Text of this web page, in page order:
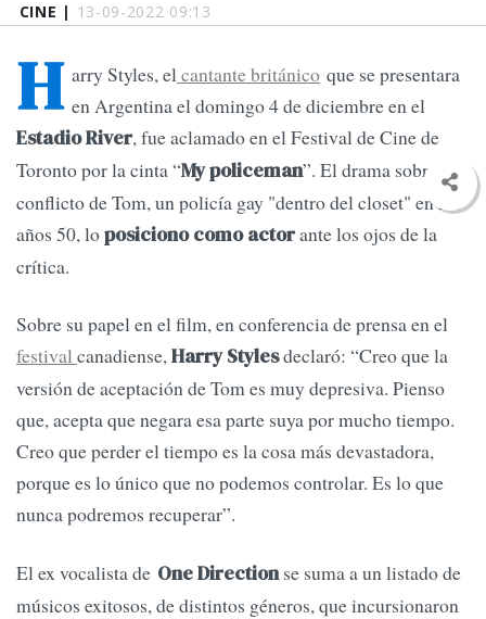
CINE | 13-09-2022 09:13
H arry Styles, elcantante británico que se presentara
en Argentina el domingo 4 de diciembre en el
Estadio River, fue aclamado en el Festival de Cine de
Toronto por la cinta “My policeman”. El drama sobre el
conflicto de Tom, un policía gay "dentro del closet" en los
años 50, loposiciono como actorante los ojos de la
crítica.
Sobre su papel en el film, en conferencia de prensa en el
festival canadiense,Harry Stylesdeclaró: “Creo que la
versión de aceptación de Tom es muy depresiva. Pienso
que, acepta que negara esa parte suya por mucho tiempo.
Creo que perder el tiempo es la cosa más devastadora,
porque es lo único que no podemos controlar. Es lo que
nunca podremos recuperar”.
El ex vocalista de One Directionse suma a un listado de
músicos exitosos, de distintos géneros, que incursionaron